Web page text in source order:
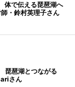
で伝える琵琶湖へ
・鈴村英理子さん
琶湖とつながる
さん